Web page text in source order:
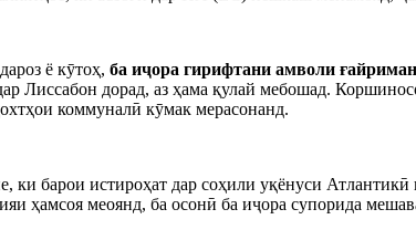
ё кӯтоҳ, ба иҷора гирифтани амволи
Лиссабон дорад, аз ҳама қулай мебошад.
коммуналӣ кӯмак мерасонанд.
ки барои истироҳат дар соҳили уқёнуси
ҳамсоя меоянд, ба осонӣ ба иҷора супорида